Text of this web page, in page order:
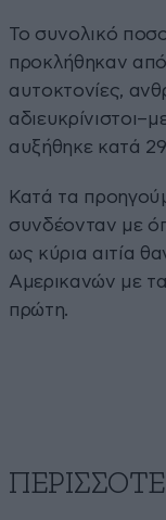
Το συνολικό
προκλήθηκαν
αυτοκτονίες,
αυξήθηκε κατά
Κατά τα
συνδέονταν με
ως κύρια αιτία
Αμερικανών με
πρώτη.